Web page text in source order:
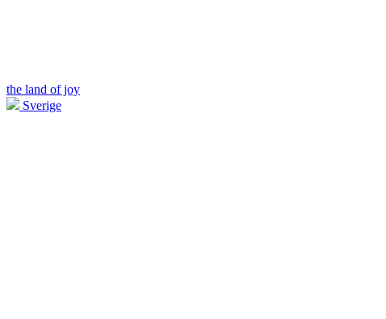
the land of joy
Sverige